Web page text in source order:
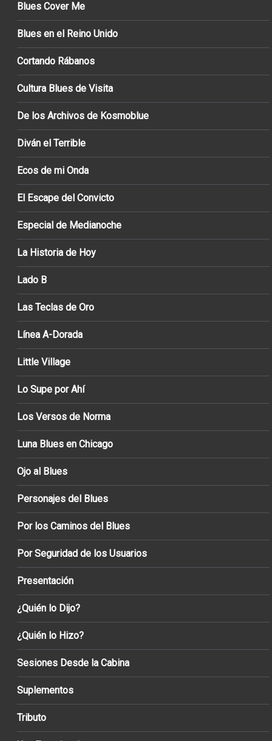
Blues Cover Me
Blues en el Reino Unido
Cortando Rábanos
Cultura Blues de Visita
De los Archivos de Kosmoblue
Diván el Terrible
Ecos de mi Onda
El Escape del Convicto
Especial de Medianoche
La Historia de Hoy
Lado B
Las Teclas de Oro
Línea A-Dorada
Little Village
Lo Supe por Ahí
Los Versos de Norma
Luna Blues en Chicago
Ojo al Blues
Personajes del Blues
Por los Caminos del Blues
Por Seguridad de los Usuarios
Presentación
¿Quién lo Dijo?
¿Quién lo Hizo?
Sesiones Desde la Cabina
Suplementos
Tributo